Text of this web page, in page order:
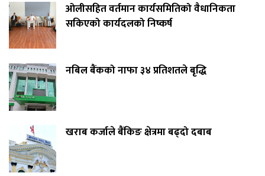
ओलीसहित वर्तमान कार्यसमितिको वैधानिकता
सकिएको कार्यदलको निष्कर्ष
नबिल बैंकको नाफा ३४ प्रतिशतले बृद्धि
खराब कर्जाले बैंकिङ क्षेत्रमा बढ्दो दबाब